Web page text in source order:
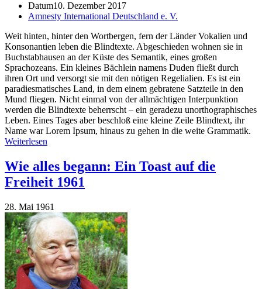
Datum10. Dezember 2017
Amnesty International Deutschland e. V.
Weit hinten, hinter den Wortbergen, fern der Länder Vokalien und
Konsonantien leben die Blindtexte. Abgeschieden wohnen sie in
Buchstabhausen an der Küste des Semantik, eines großen
Sprachozeans. Ein kleines Bächlein namens Duden fließt durch
ihren Ort und versorgt sie mit den nötigen Regelialien. Es ist ein
paradiesmatisches Land, in dem einem gebratene Satzteile in den
Mund fliegen. Nicht einmal von der allmächtigen Interpunktion
werden die Blindtexte beherrscht – ein geradezu unorthographisches
Leben. Eines Tages aber beschloß eine kleine Zeile Blindtext, ihr
Name war Lorem Ipsum, hinaus zu gehen in die weite Grammatik.
Weiterlesen
Wie alles begann: Ein Toast auf die
Freiheit 1961
28. Mai 1961